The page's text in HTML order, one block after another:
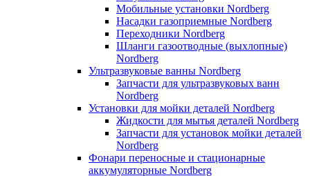
Мобильные установки Nordberg
Насадки газоприемные Nordberg
Переходники Nordberg
Шланги газоотводные (выхлопные)
Nordberg
Ультразвуковые ванны Nordberg
Запчасти для ультразвуковых ванн
Nordberg
Установки для мойки деталей Nordberg
Жидкости для мытья деталей Nordberg
Запчасти для установок мойки деталей
Nordberg
Фонари переносные и стационарные
аккумуляторные Nordberg